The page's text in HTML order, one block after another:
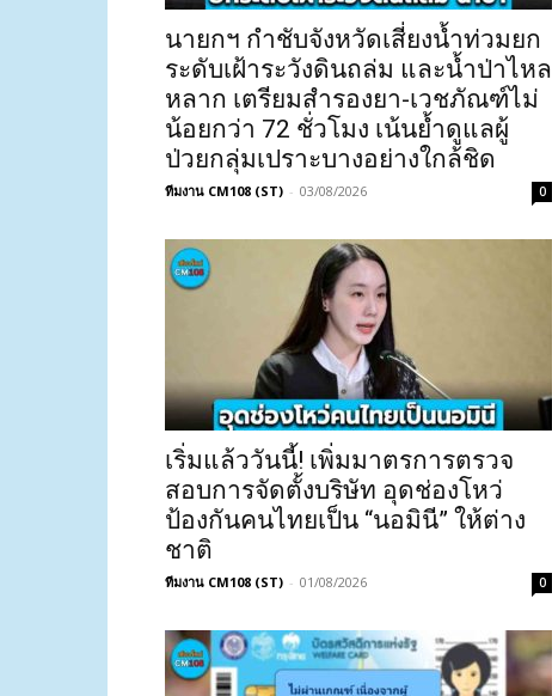
นายกฯ กำชับจังหวัดเสี่ยงน้ำท่วมยก
ระดับเฝ้าระวังดินถล่ม และน้ำป่าไหล
หลาก เตรียมสำรองยา-เวชภัณฑ์ไม่
น้อยกว่า 72 ชั่วโมง เน้นย้ำดูแลผู้
ป่วยกลุ่มเปราะบางอย่างใกล้ชิด
ทีมงาน CM108 (ST) - 03/08/2026 0
เริ่มแล้ววันนี้! เพิ่มมาตรการตรวจ
สอบการจัดตั้งบริษัท อุดช่องโหว่
ป้องกันคนไทยเป็น “นอมินี” ให้ต่าง
ชาติ
ทีมงาน CM108 (ST) - 01/08/2026 0